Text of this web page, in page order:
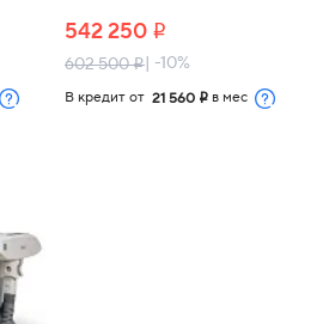
542 250 i
602 500i| -10%
В кредит от 21 560 i в мес